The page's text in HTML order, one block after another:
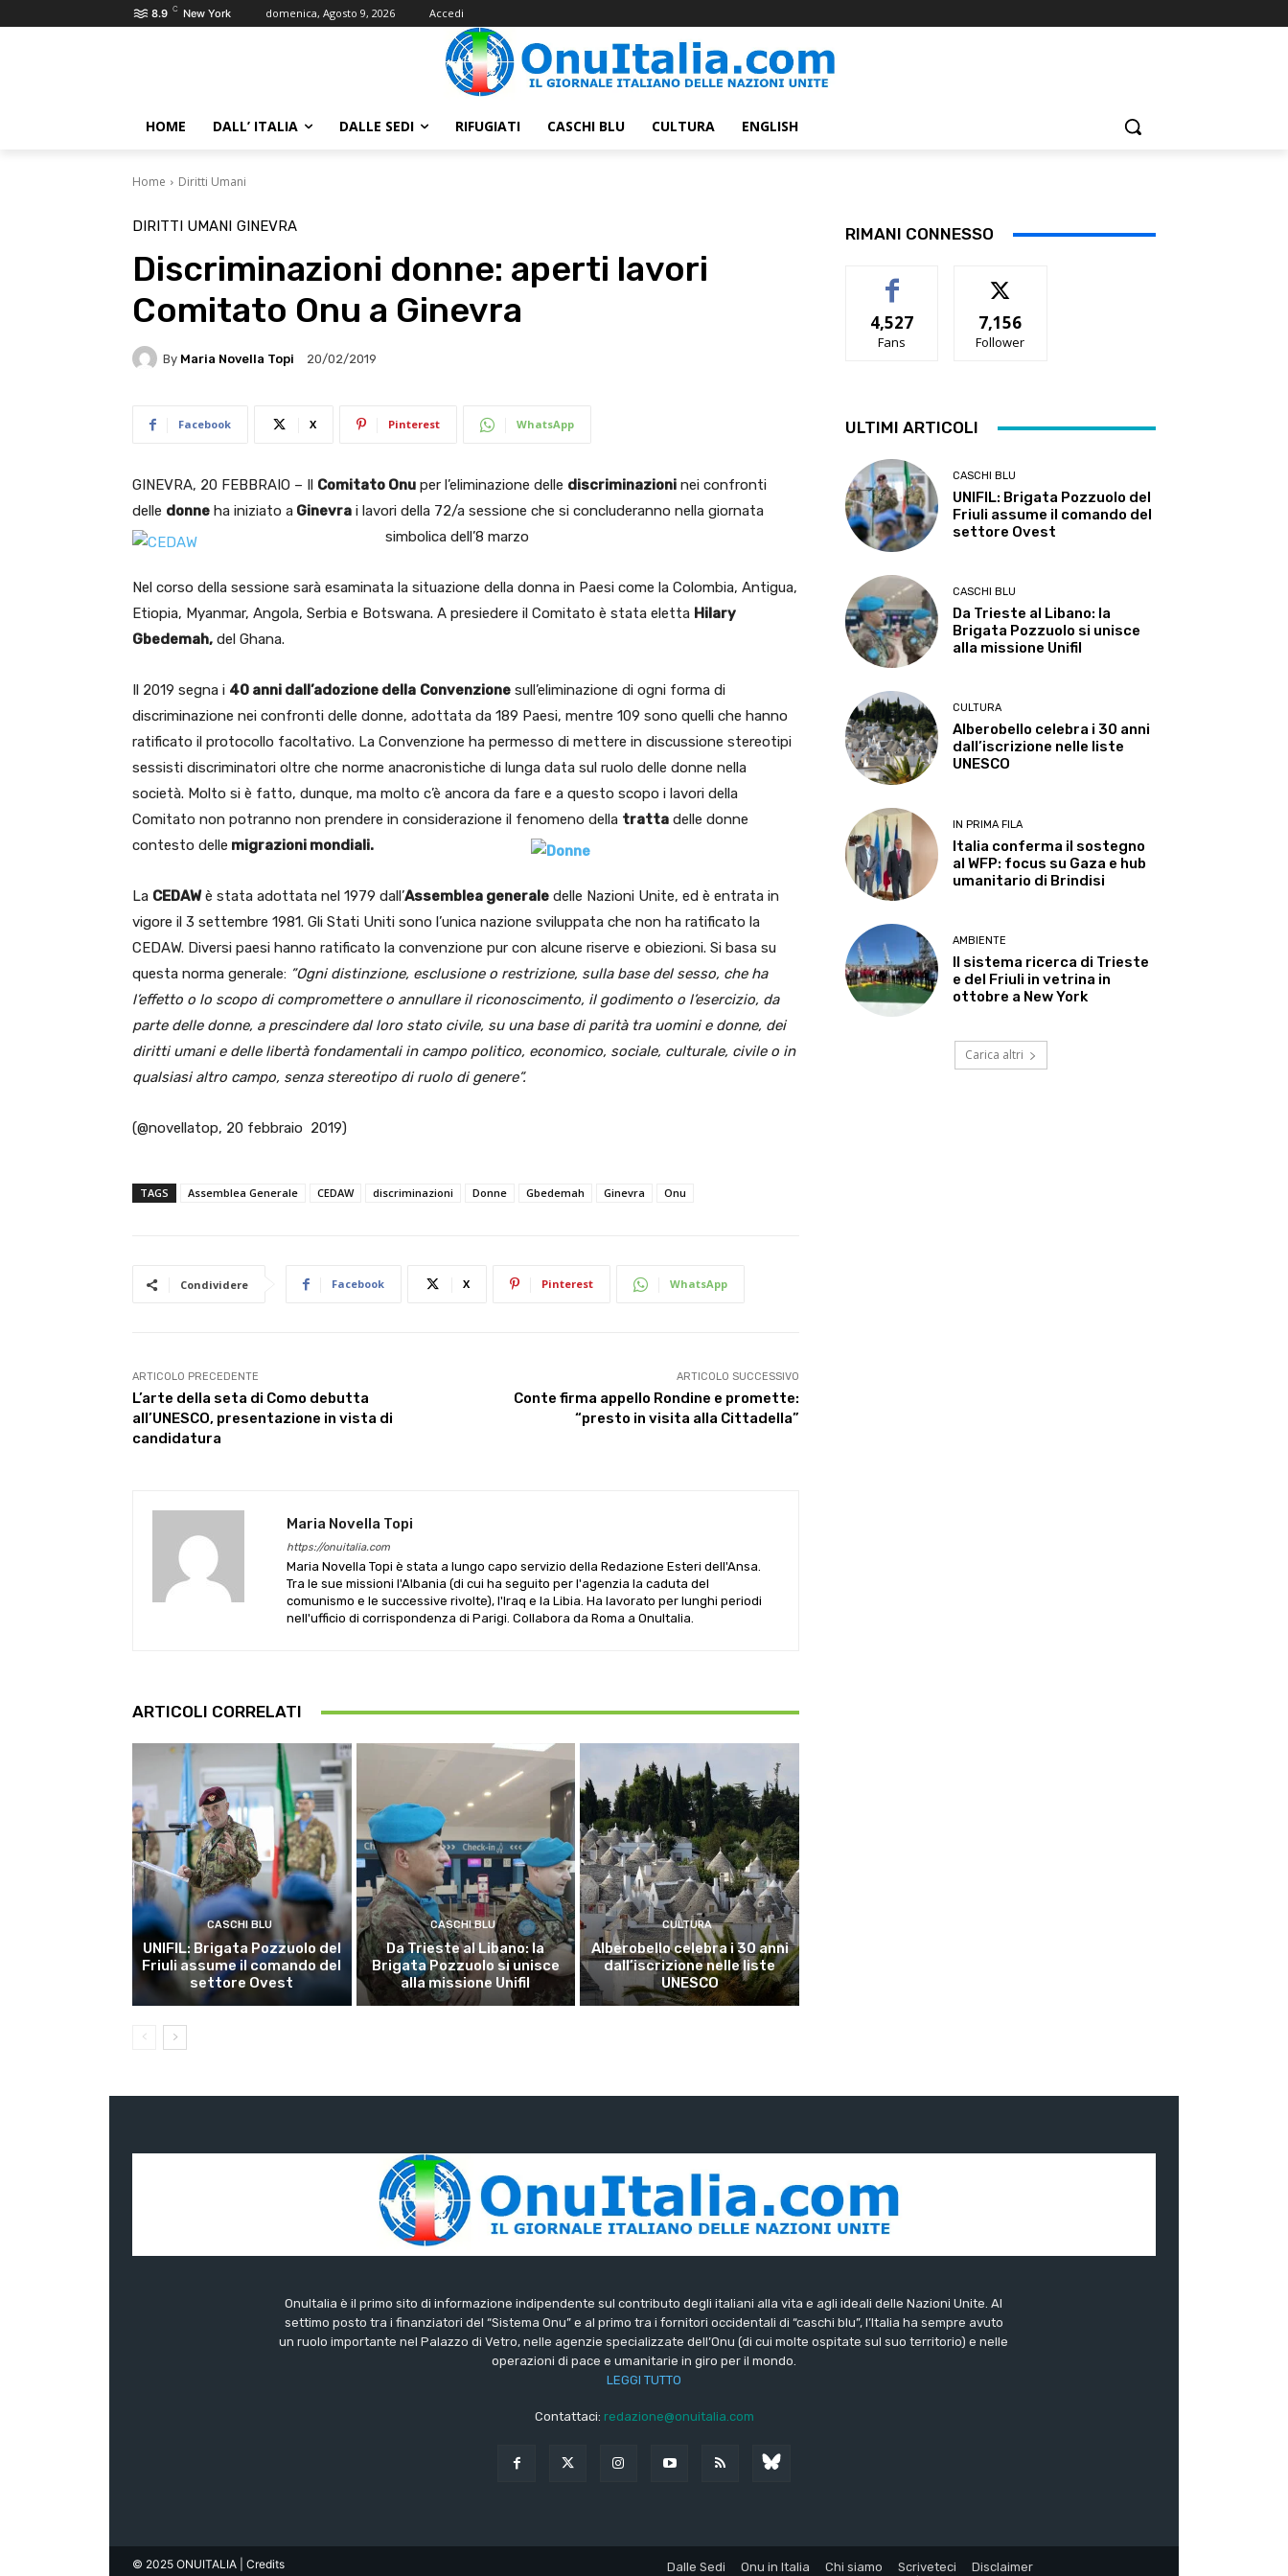
8.9 C New York domenica, Agosto 9, 2026 Accedi
HOME DALL’ ITALIA DALLE SEDI RIFUGIATI CASCHI BLU CULTURA ENGLISH
Home Diritti Umani
DIRITTI UMANI GINEVRA
Discriminazioni donne: aperti lavori
Comitato Onu a Ginevra
By Maria Novella Topi 20/02/2019
Facebook X Pinterest WhatsApp
GINEVRA, 20 FEBBRAIO – Il Comitato Onu per l’eliminazione delle discriminazioni nei confronti
delle donne ha iniziato a Ginevra i lavori della 72/a sessione che si concluderanno nella giornata
simbolica dell’8 marzo
Nel corso della sessione sarà esaminata la situazione della donna in Paesi come la Colombia, Antigua,
Etiopia, Myanmar, Angola, Serbia e Botswana. A presiedere il Comitato è stata eletta Hilary
Gbedemah, del Ghana.
Il 2019 segna i 40 anni dall’adozione della Convenzione sull’eliminazione di ogni forma di
discriminazione nei confronti delle donne, adottata da 189 Paesi, mentre 109 sono quelli che hanno
ratificato il protocollo facoltativo. La Convenzione ha permesso di mettere in discussione stereotipi
sessisti discriminatori oltre che norme anacronistiche di lunga data sul ruolo delle donne nella
società. Molto si è fatto, dunque, ma molto c’è ancora da fare e a questo scopo i lavori della
Comitato non potranno non prendere in considerazione il fenomeno della tratta delle donne
contesto delle migrazioni mondiali.
La CEDAWè stata adottata nel 1979 dall’Assemblea generale delle Nazioni Unite, ed è entrata in
vigore il 3 settembre 1981. Gli Stati Uniti sono l’unica nazione sviluppata che non ha ratificato la
CEDAW. Diversi paesi hanno ratificato la convenzione pur con alcune riserve e obiezioni. Si basa su
questa norma generale: ”Ogni distinzione, esclusione o restrizione, sulla base del sesso, che ha
l’effetto o lo scopo di compromettere o annullare il riconoscimento, il godimento o l’esercizio, da
parte delle donne, a prescindere dal loro stato civile, su una base di parità tra uomini e donne, dei
diritti umani e delle libertà fondamentali in campo politico, economico, sociale, culturale, civile o in
qualsiasi altro campo, senza stereotipo di ruolo di genere”.
(@novellatop, 20 febbraio 2019)
TAGS Assemblea Generale CEDAW discriminazioni Donne Gbedemah Ginevra Onu
Condividere Facebook X Pinterest WhatsApp
ARTICOLO PRECEDENTE
L’arte della seta di Como debutta
all’UNESCO, presentazione in vista di
candidatura
ARTICOLO SUCCESSIVO
Conte firma appello Rondine e promette:
“presto in visita alla Cittadella”
Maria Novella Topi
https://onuitalia.com
Maria Novella Topi è stata a lungo capo servizio della Redazione Esteri dell'Ansa.
Tra le sue missioni l'Albania (di cui ha seguito per l'agenzia la caduta del
comunismo e le successive rivolte), l'Iraq e la Libia. Ha lavorato per lunghi periodi
nell'ufficio di corrispondenza di Parigi. Collabora da Roma a OnuItalia.
ARTICOLI CORRELATI
CASCHI BLU
UNIFIL: Brigata Pozzuolo del
Friuli assume il comando del
settore Ovest
CASCHI BLU
Da Trieste al Libano: la
Brigata Pozzuolo si unisce
alla missione Unifil
CULTURA
Alberobello celebra i 30 anni
dall’iscrizione nelle liste
UNESCO
RIMANI CONNESSO
4,527
Fans
7,156
Follower
ULTIMI ARTICOLI
CASCHI BLU
UNIFIL: Brigata Pozzuolo del
Friuli assume il comando del
settore Ovest
CASCHI BLU
Da Trieste al Libano: la
Brigata Pozzuolo si unisce
alla missione Unifil
CULTURA
Alberobello celebra i 30 anni
dall’iscrizione nelle liste
UNESCO
IN PRIMA FILA
Italia conferma il sostegno
al WFP: focus su Gaza e hub
umanitario di Brindisi
AMBIENTE
Il sistema ricerca di Trieste
e del Friuli in vetrina in
ottobre a New York
Carica altri
OnuItalia è il primo sito di informazione indipendente sul contributo degli italiani alla vita e agli ideali delle Nazioni Unite. Al
settimo posto tra i finanziatori del “Sistema Onu” e al primo tra i fornitori occidentali di “caschi blu”, l’Italia ha sempre avuto
un ruolo importante nel Palazzo di Vetro, nelle agenzie specializzate dell’Onu (di cui molte ospitate sul suo territorio) e nelle
operazioni di pace e umanitarie in giro per il mondo.
LEGGI TUTTO
Contattaci: redazione@onuitalia.com
© 2025 ONUITALIA | Credits Dalle Sedi Onu in Italia Chi siamo Scriveteci
Disclaimer